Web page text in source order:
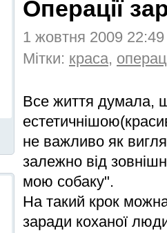
Операції
1 жовтня 2009
Мітки: краса,
Все життя думала,
не важливо як
залежно від
мою собаку".
На такий крок
заради коханої